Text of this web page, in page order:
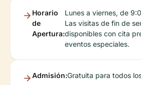
Horario
de
Apertura:
Lunes a viernes, de
Las visitas de fin de
disponibles con cita
eventos especiales.
Admisión:Gratuita para todos